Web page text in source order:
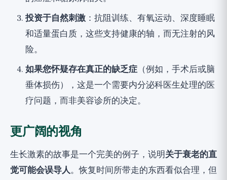
投资于自然刺激 ：抗阻训练、有氧运动、深度睡眠
和适量蛋白质，这些支持健康的轴，而无注射的风
险。
如果您怀疑存在真正的缺乏症 （例如，手术后或脑
垂体损伤），这是一个需要内分泌科医生处理的医
疗问题，而非美容诊所的决定。
更广阔的视角
生长激素的故事是一个完美的例子，说明关于衰老的直
觉可能会误导人。恢复时间所带走的东西看似合理，但